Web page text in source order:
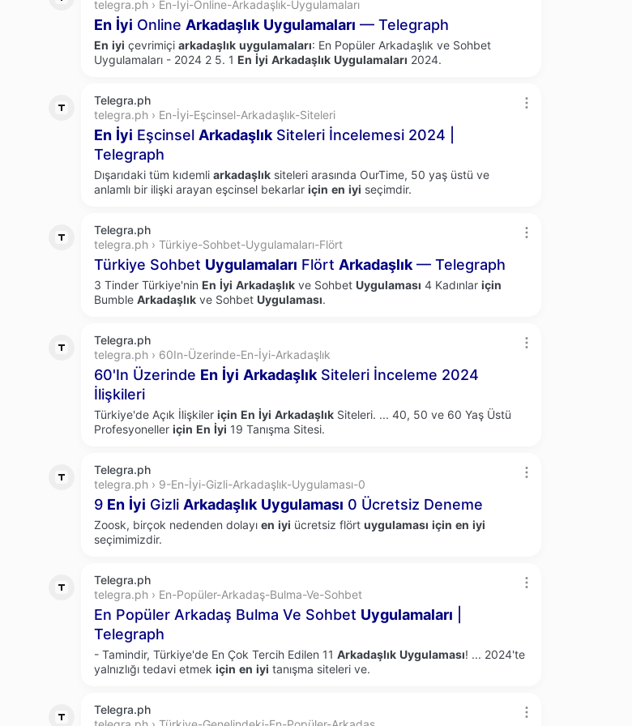
telegra.ph › En-İyi-Online-Arkadaşlık-Uygulamaları
En İyi Online Arkadaşlık Uygulamaları — Telegraph
En iyi çevrimiçi arkadaşlık uygulamaları: En Popüler Arkadaşlık ve Sohbet
Uygulamaları - 2024 2 5. 1 En İyi Arkadaşlık Uygulamaları 2024.
Telegra.ph
telegra.ph › En-İyi-Eşcinsel-Arkadaşlık-Siteleri
En İyi Eşcinsel Arkadaşlık Siteleri İncelemesi 2024 |
Telegraph
Dışarıdaki tüm kıdemli arkadaşlık siteleri arasında OurTime, 50 yaş üstü ve
anlamlı bir ilişki arayan eşcinsel bekarlar için en iyi seçimdir.
Telegra.ph
telegra.ph › Türkiye-Sohbet-Uygulamaları-Flört
Türkiye Sohbet Uygulamaları Flört Arkadaşlık — Telegraph
3 Tinder Türkiye'nin En İyi Arkadaşlık ve Sohbet Uygulaması 4 Kadınlar için
Bumble Arkadaşlık ve Sohbet Uygulaması.
Telegra.ph
telegra.ph › 60In-Üzerinde-En-İyi-Arkadaşlık
60'In Üzerinde En İyi Arkadaşlık Siteleri İnceleme 2024
İlişkileri
Türkiye'de Açık İlişkiler için En İyi Arkadaşlık Siteleri. ... 40, 50 ve 60 Yaş Üstü
Profesyoneller için En İyi 19 Tanışma Sitesi.
Telegra.ph
telegra.ph › 9-En-İyi-Gizli-Arkadaşlık-Uygulaması-0
9 En İyi Gizli Arkadaşlık Uygulaması 0 Ücretsiz Deneme
Zoosk, birçok nedenden dolayı en iyi ücretsiz flört uygulaması için en iyi
seçimimizdir.
Telegra.ph
telegra.ph › En-Popüler-Arkadaş-Bulma-Ve-Sohbet
En Popüler Arkadaş Bulma Ve Sohbet Uygulamaları
Telegraph
- Tamindir, Türkiye'de En Çok Tercih Edilen 11 Arkadaşlık Uygulaması! ... 2024'te
yalnızlığı tedavi etmek için en iyi tanışma siteleri ve.
Telegra.ph